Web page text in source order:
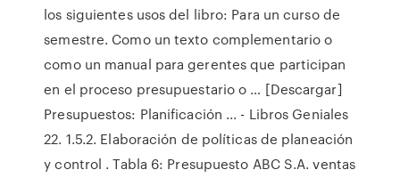
los siguientes usos del libro: Para un curso de
semestre. Como un texto complementario o
como un manual para gerentes que participan
en el proceso presupuestario o … [Descargar]
Presupuestos: Planificación ... - Libros Geniales
22. 1.5.2. Elaboración de políticas de planeación
y control . Tabla 6: Presupuesto ABC S.A. ventas